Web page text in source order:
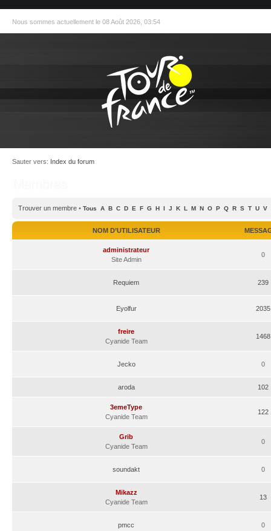
Nous sommes actuellement le 08 Août 2026, 03:54
Sauter vers: Index du forum
Trouver un membre • Tous A B C D E F G H I J K L M N O P Q R S T U V
NOM D’UTILISATEUR
administrateur
Site Admin
0
Requiem 239
Eyolfur 2035
freire
Cyanide Team
1468
Jecko 0
aroda 102
3emeType
Cyanide Team
122
Grib
Cyanide Team
0
soundakt 0
Mikazz
Cyanide Team
13
pmcc 0